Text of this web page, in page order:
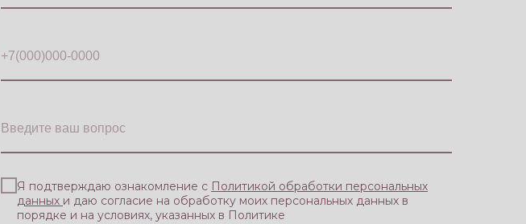
Я подтверждаю ознакомление с Политикой обработки персональных
данных и даю согласие на обработку моих персональных данных в
порядке и на условиях, указанных в Политике